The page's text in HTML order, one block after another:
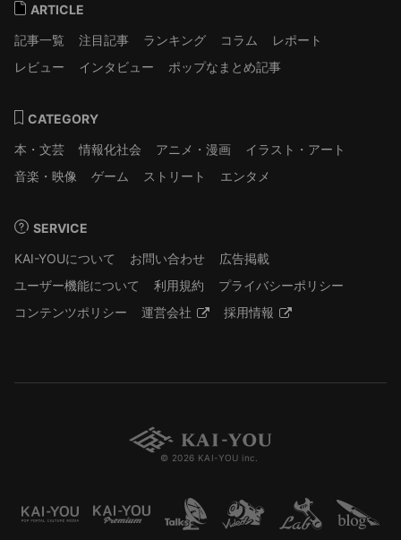
ARTICLE
記事一覧
注目記事 ランキング コラム
レポート
レビュー
インタビュー ポップなまとめ記事
CATEGORY
本・文芸
情報化社会 アニメ・漫画
イラスト・アート
音楽・映像
ゲーム ストリート エンタメ
SERVICE
KAI-YOUについて
お問い合わせ
広告掲載
ユーザー機能について
利用規約
プライバシーポリシー
コンテンツポリシー
運営会社 採用情報
© 2026 KAI-YOU inc.